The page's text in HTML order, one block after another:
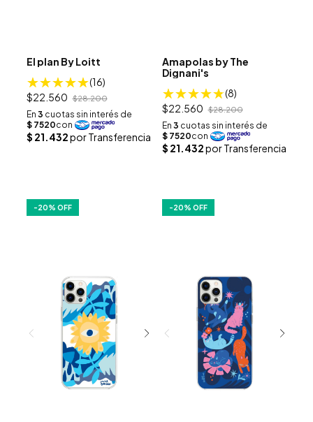
El plan By Loitt
(16)
$22.560 $28.200
Amapolas by The
Dignani's
(8)
$22.560 $28.200
-20% OFF -20% OFF